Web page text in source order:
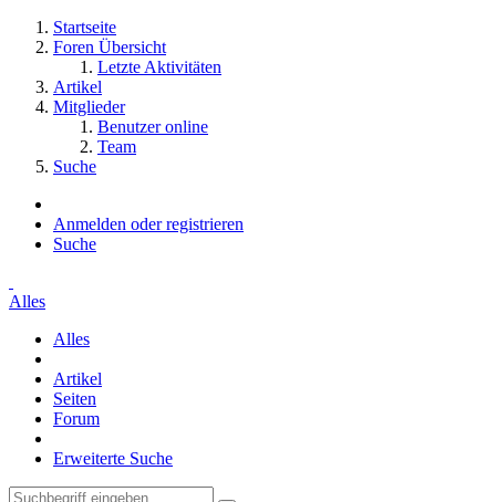
Startseite
Foren Übersicht
Letzte Aktivitäten
Artikel
Mitglieder
Benutzer online
Team
Suche
Anmelden oder registrieren
Suche
Alles
Alles
Artikel
Seiten
Forum
Erweiterte Suche